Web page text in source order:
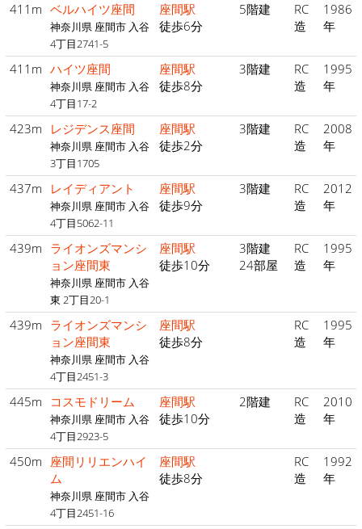
411m ベルハイツ座間
神奈川県 座間市 入谷
4丁目2741-5
座間駅
徒歩6分
5階建
RC
造
1986
年
411m ハイツ座間
神奈川県 座間市 入谷
4丁目17-2
座間駅
徒歩8分
3階建
RC
造
1995
年
423m レジデンス座間
神奈川県 座間市 入谷
3丁目1705
座間駅
徒歩2分
3階建
RC
造
2008
年
437m レイディアント
神奈川県 座間市 入谷
4丁目5062-11
座間駅
徒歩9分
3階建
RC
造
2012
年
439m ライオンズマンシ
ョン座間東
神奈川県 座間市 入谷
東 2丁目20-1
座間駅
徒歩10分
3階建
24部屋
RC
造
1995
年
439m ライオンズマンシ
ョン座間東
神奈川県 座間市 入谷
4丁目2451-3
座間駅
徒歩8分
RC
造
1995
年
445m コスモドリーム
神奈川県 座間市 入谷
4丁目2923-5
座間駅
徒歩10分
2階建
RC
造
2010
年
450m 座間リリエンハイ
ム
神奈川県 座間市 入谷
4丁目2451-16
座間駅
徒歩8分
RC
造
1992
年